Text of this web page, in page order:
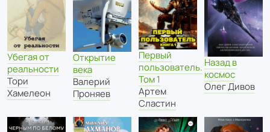
Убегая от
реальности
Тори
Хамелеон
Открытие
века
Валерий
Проняев
Первый
пользователь.
Том 1
Артем
Сластин
Назад в
космос
Олег Дивов